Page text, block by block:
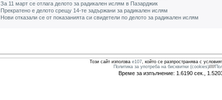
За 11 март се отлага делото за радикален ислям в Пазарджик
Прекратено е делото срещу 14-те задържани за радикален ислям
Нови отказали се от показанията си свидетели по делото за радикален ислям
Този сайт използва e107, който се разпространява с
Политика за употреба на бисквитки (cookies)////
Време за изпълнение: 1.6190 сек.,